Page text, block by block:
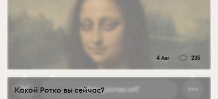
4 Авг 235
Какой Ротко вы сейчас?